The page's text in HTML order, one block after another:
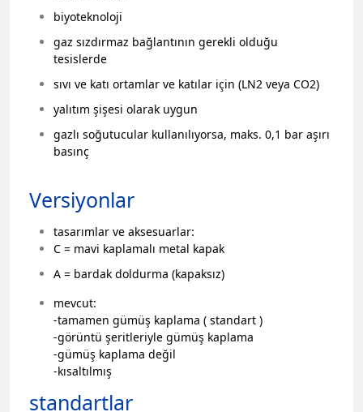
biyoteknoloji
gaz sızdırmaz bağlantının gerekli olduğu
tesislerde
sıvı ve katı ortamlar ve katılar için (LN2 veya CO2)
yalıtım şişesi olarak uygun
gazlı soğutucular kullanılıyorsa, maks. 0,1 bar aşırı
basınç
Versiyonlar
tasarımlar ve aksesuarlar:
C = mavi kaplamalı metal kapak
A = bardak doldurma (kapaksız)
mevcut:
-tamamen gümüş kaplama ( standart )
-görüntü şeritleriyle gümüş kaplama
-gümüş kaplama değil
-kısaltılmış
standartlar